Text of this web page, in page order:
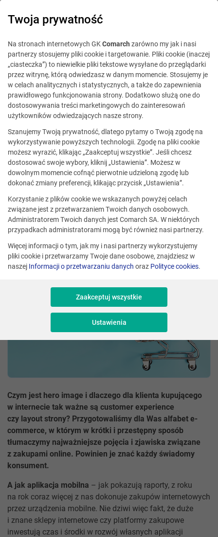
IT Board
Blog Praca w IT
25 kwietnia 2024
E-commerce od A do Z. Poznaj
nasz alfabet zakupów
w internecie
Adrian Burtan, Magdalena Pastwa
Skomentuj
Czym jest hero image i dlaczego dla klienta kupującego
w internecie tak ważne są customer experience
czy layout strony? Przygotowaliśmy dla Was alfabet e-
commerce, w którym w krótki i przestępny sposób
tłumaczymy najważniejsze pojęcia i zjawiska związane
z zakupami online. Powinien je znać każdy świadomy
konsument.
A jak aplikacja mobilna – jak pokazują raporty, z roku
na rok coraz więcej z nas dokonuje zakupów internetowych
przez urządzenia mobilne. Nie dziwi więc fakt, że duże
i znane sklepy internetowe czy platformy zakupowe
inwestują czas i środki w rozwój własnych aplikacji
Twoja prywatność
Na stronach internetowych GKComarch zarówno my jak i nasi
partnerzy stosujemy pliki cookie i targetowanie. Pliki cookie (inaczej
„ciasteczka”) to niewielkie pliki tekstowe wysyłane do przeglądarki
przez witrynę, którą odwiedzasz w danym momencie. Stosujemy je
w celach analitycznych i statystycznych, a także do zapewnienia
prawidłowego funkcjonowania strony. Dodatkowo służą one do
dostosowywania treści marketingowych do zainteresowań
użytkowników odwiedzających nasze strony.
Szanujemy Twoją prywatność, dlatego pytamy o Twoją zgodę na
wykorzystywanie powyższych technologii. Zgodę na pliki cookie
możesz wyrazić, klikając „Zaakceptuj wszystkie”. Jeśli chcesz
dostosować swoje wybory, kliknij „Ustawienia”. Możesz w
dowolnym momencie cofnąć pierwotnie udzieloną zgodę lub
dokonać zmiany preferencji, klikając przycisk „Ustawienia”.
Korzystanie z plików cookie we wskazanych powyżej celach
związane jest z przetwarzaniem Twoich danych osobowych.
Administratorem Twoich danych jest Comarch SA. W niektórych
przypadkach administratorami mogą być również nasi partnerzy.
Więcej informacji o tym, jak my i nasi partnerzy wykorzystujemy
pliki cookie i przetwarzamy Twoje dane osobowe, znajdziesz w
naszej Informacji o przetwarzaniu danych oraz Polityce cookies.
Zaakceptuj wszystkie
Ustawienia